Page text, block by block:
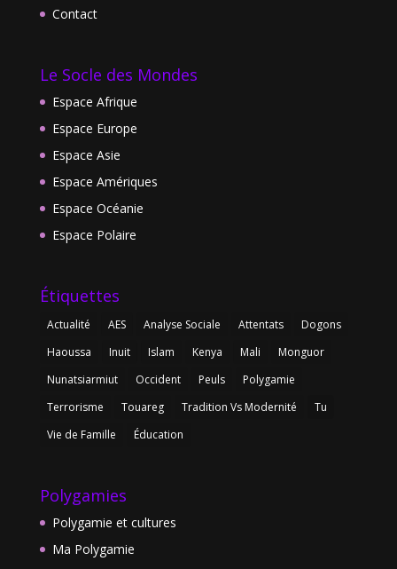
Contact
Le Socle des Mondes
Espace Afrique
Espace Europe
Espace Asie
Espace Amériques
Espace Océanie
Espace Polaire
Étiquettes
Actualité AES Analyse Sociale Attentats
Dogons
Haoussa
Inuit Islam Kenya Mali
Monguor
Nunatsiarmiut
Occident Peuls
Polygamie
Terrorisme
Touareg Tradition Vs Modernité
Tu
Vie de Famille
Éducation
Polygamies
Polygamie et cultures
Ma Polygamie